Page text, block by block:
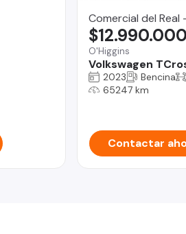
Comercial del Real
O'Higgins
Volkswagen
$12.990.000
2023 Bencina
65247 km
Contactar